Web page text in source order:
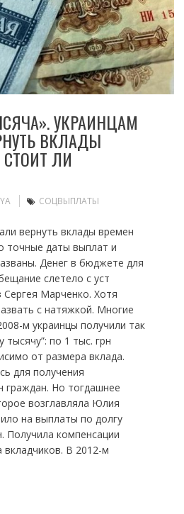
УКРАИНЦАМ
ВКЛАДЫ
ЛИ
СОЦВЫПЛАТЫ
вернуть вклады времен
точные даты выплат и
Денег в бюджете для
слетело с уст
Марченко. Хотя
с натяжкой. Многие
м украинцы получили так
по 1 тыс. грн
от размера вклада.
для получения
граждан. Но тогдашнее
возглавляла Юлия
на выплаты по долгу
Получила компенсации
В 2012-м